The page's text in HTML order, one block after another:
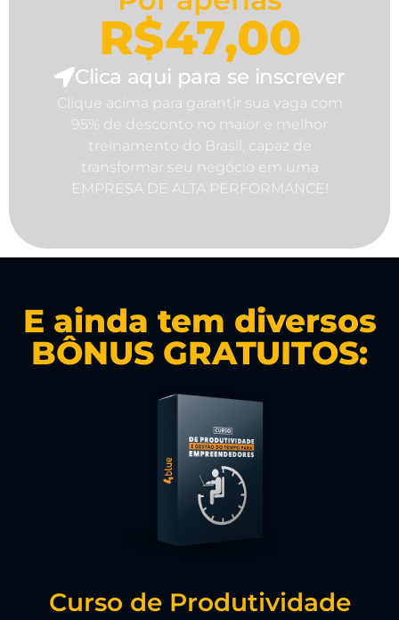
R$47,00
Clica aqui para se inscrever
Clique acima para garantir sua vaga com
95% de desconto no maior e melhor
treinamento do Brasil, capaz de
transformar seu negócio em uma
EMPRESA DE ALTA PERFORMANCE!
E ainda tem diversos
BÔNUS GRATUITOS:
Curso de Produtividade